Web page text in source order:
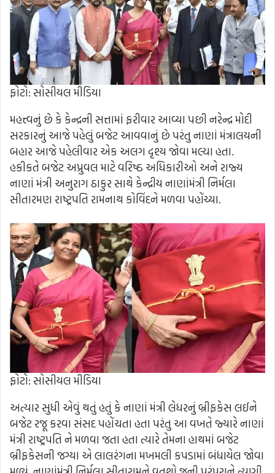
ફોટો: સોસીયલ મીડિયા
મહત્ત્વનું છે કે કેન્દ્રની સત્તામાં ફરીવાર આવ્યા પછી નરેન્દ્ર મોદી
સરકારનું આજે પહેલું બજેટ આવવાનું છે પરંતુ નાણાં મંત્રાલયની
બહાર આજે પહેલીવાર એક અલગ દૃશ્ય જોવા મલ્યા હતા.
હકીકતે બજેટ અપ્રુવલ માટે વરિષ્ઠ અધિકારીઓ અને રાજ્ય
નાણાં મંત્રી અનુરાગ ઠાકુર સાથે કેન્દ્રીય નાણાંમંત્રી નિર્મલા
સીતારમણ રાષ્ટ્રપતિ રામનાથ કોવિંદને મળવા પહોંચ્યા.
ફોટો: સોસીયલ મીડિયા
અત્યાર સુધી એવું થતું હતું કે નાણાં મંત્રી લેધરનું બ્રીફકેસ લઈને
બજેટ રજૂ કરવા સંસદ પહોંચતા હતા પરંતુ આ વખતે જ્યારે નાણાં
મંત્રી રાષ્ટ્રપતિ ને મળવા જતા હતા ત્યારે તેમના હાથમાં બજેટ
બ્રીફકેસની જગ્યા એ લાલરંગના મખમલી કપડામાં બંધાયેલ જોવા